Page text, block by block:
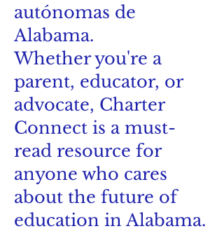
autónomas de
Alabama.
Whether you're a
parent, educator, or
advocate, Charter
Connect is a must-
read resource for
anyone who cares
about the future of
education in Alabama.